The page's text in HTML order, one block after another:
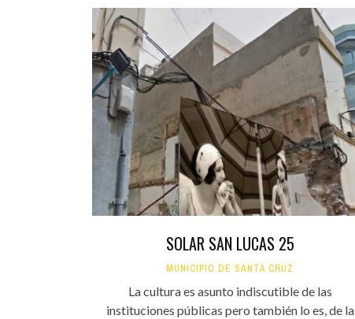
SOLAR SAN LUCAS 25
MUNICIPIO DE SANTA CRUZ
La cultura es asunto indiscutible de las
instituciones públicas pero también lo es, de la